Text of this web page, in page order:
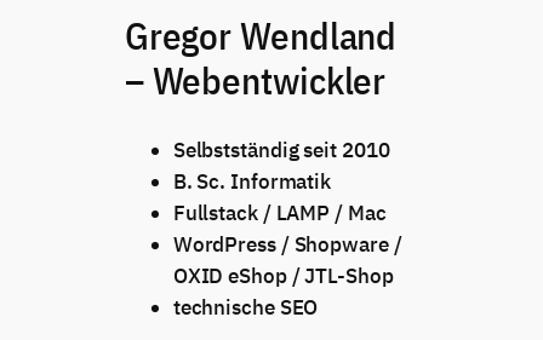
Gregor Wendland
– Webentwickler
Selbstständig seit 2010
B. Sc. Informatik
Fullstack / LAMP / Mac
WordPress / Shopware /
OXID eShop / JTL-Shop
technische SEO